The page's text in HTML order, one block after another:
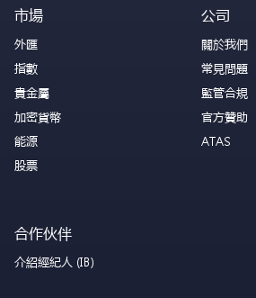
市場
外匯
指數
貴金屬
加密貨幣
能源
股票
公司
關於我們
常見問題
監管合規
官方贊助
ATAS
合作伙伴
介紹經紀人 (IB)